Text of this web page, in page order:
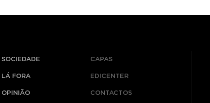
SOCIEDADE
LÁ FORA
OPINIÃO
CAPAS
EDICENTER
CONTACTOS